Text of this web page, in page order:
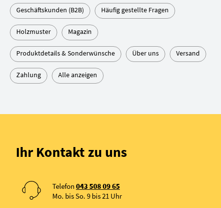
Geschäftskunden (B2B) Häufig gestellte Fragen
Holzmuster Magazin
Produktdetails & Sonderwünsche Über uns Versand
Zahlung Alle anzeigen
Ihr Kontakt zu uns
Telefon 043 508 09 65
Mo. bis So. 9 bis 21 Uhr